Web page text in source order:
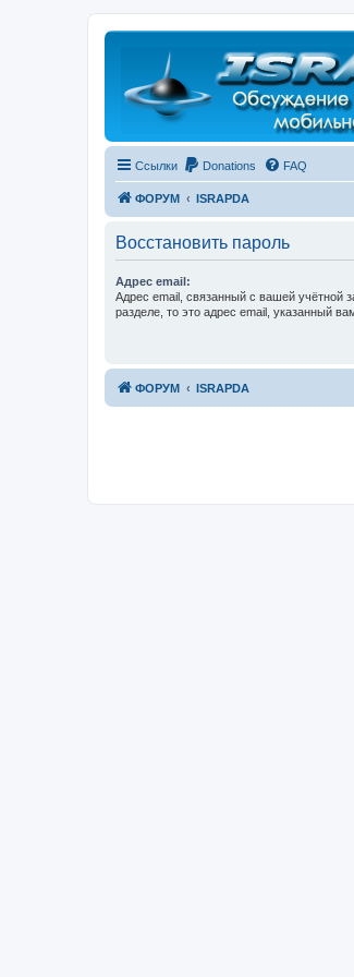
Регистрация
Ссылки Donations FAQ
ФОРУМ ISRAPDA
Восстановить пароль
Адрес email:
Адрес email, связанный с вашей учётной
разделе, то это адрес email, указанный
ФОРУМ ISRAPDA